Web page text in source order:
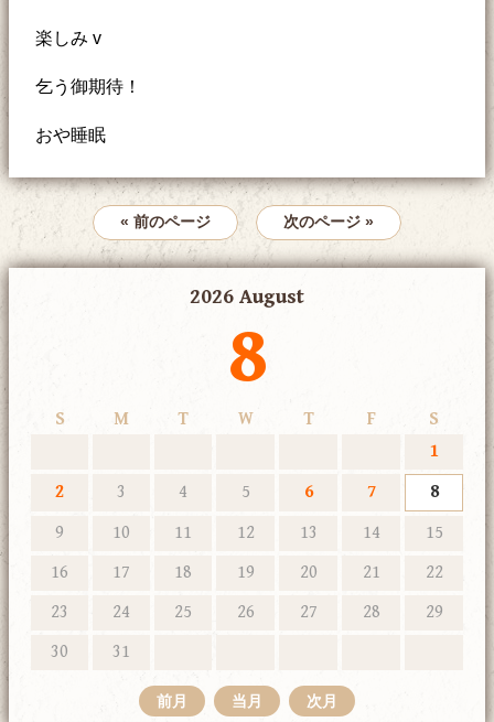
楽しみ v
乞う御期待！
おや睡眠
« 前のページ 次のページ »
2026 August
8
S M T W T F
S
1
2
3 4 5 6 7
8
9
10 11 12 13 14
15
16
17 18 19 20 21
22
23
24 25 26 27 28
29
30
31
前月 当月 次月